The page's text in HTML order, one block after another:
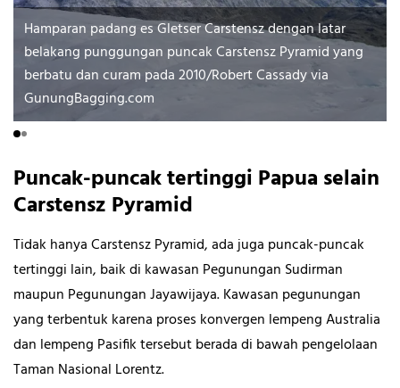
Hamparan padang es Gletser Carstensz dengan latar
belakang punggungan puncak Carstensz Pyramid yang
berbatu dan curam pada 2010/Robert Cassady via
GunungBagging.com
Puncak-puncak tertinggi Papua selain
Carstensz Pyramid
Tidak hanya Carstensz Pyramid, ada juga puncak-puncak
tertinggi lain, baik di kawasan Pegunungan Sudirman
maupun Pegunungan Jayawijaya. Kawasan pegunungan
yang terbentuk karena proses konvergen lempeng Australia
dan lempeng Pasifik tersebut berada di bawah pengelolaan
Taman Nasional Lorentz.